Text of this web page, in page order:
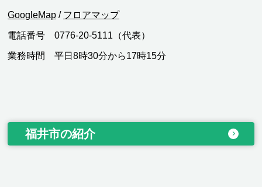
GoogleMap / フロアマップ
電話番号 0776-20-5111（代表）
業務時間 平日8時30分から17時15分
福井市の紹介